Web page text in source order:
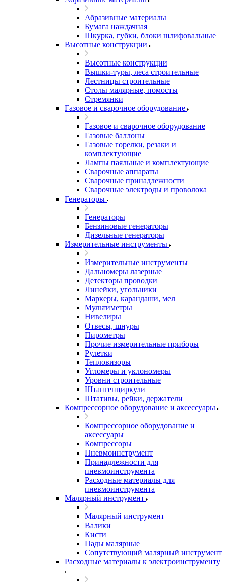
Абразивные материалы
Бумага наждачная
Шкурка, губки, блоки шлифовальные
Высотные конструкции
Высотные конструкции
Вышки-туры, леса строительные
Лестницы строительные
Столы малярные, помосты
Стремянки
Газовое и сварочное оборудование
Газовое и сварочное оборудование
Газовые баллоны
Газовые горелки, резаки и
комплектующие
Лампы паяльные и комплектующие
Сварочные аппараты
Сварочные принадлежности
Сварочные электроды и проволока
Генераторы
Генераторы
Бензиновые генераторы
Дизельные генераторы
Измерительные инструменты
Измерительные инструменты
Дальномеры лазерные
Детекторы проводки
Линейки, угольники
Маркеры, карандаши, мел
Мультиметры
Нивелиры
Отвесы, шнуры
Пирометры
Прочие измерительные приборы
Рулетки
Тепловизоры
Угломеры и уклономеры
Уровни строительные
Штангенциркули
Штативы, рейки, держатели
Компрессорное оборудование и аксессуары
Компрессорное оборудование и
аксессуары
Компрессоры
Пневмоинструмент
Принадлежности для
пневмоинструмента
Расходные материалы для
пневмоинструмента
Малярный инструмент
Малярный инструмент
Валики
Кисти
Пады малярные
Сопутствующий малярный инструмент
Расходные материалы к электроинструменту